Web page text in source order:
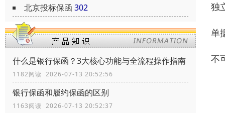
北京投标保函 302
什么是银行保函？3大核心功能与全流程操作指南
1182阅读 2026-07-13 20:52:56
银行保函和履约保函的区别
1163阅读 2026-07-13 20:52:37
独
单
不